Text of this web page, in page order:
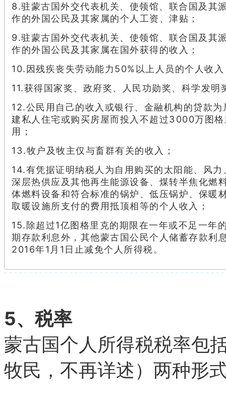
8.驻蒙古国外交代表机关、使领馆、联合国及其
作的外国公民及其家属的个人工资、津贴；
9.驻蒙古国外交代表机关、使领馆、联合国及其
作的外国公民及其家属在国外获得的收入；
10.因残疾丧失劳动能力50%以上人员的个人收入
11.获得国家奖、政府奖、人民功勋奖、科学发明
12.公民用自己的收入或银行、金融机构的贷款为
建私人住宅或购买房屋而投入不超过3000万图
用；
13.牧户及牧主仅与畜群有关的收入；
14.有凭据证明纳税人为自用购买的太阳能、风力
深层热供应及其他再生能源设备、煤转半焦化燃
体燃料设备和符合标准的锅炉、低压锅炉、保暖
取暖设施所支付的费用抵顶相等的个人收入；
15.除超过1亿图格里克的期限在一年或不足一年
期存款利息外，其他蒙古国公民个人储蓄存款利
2016年1月1日止减免个人所得税。
5、税率
蒙古国个人所得税税率包
牧民，不再详述）两种形